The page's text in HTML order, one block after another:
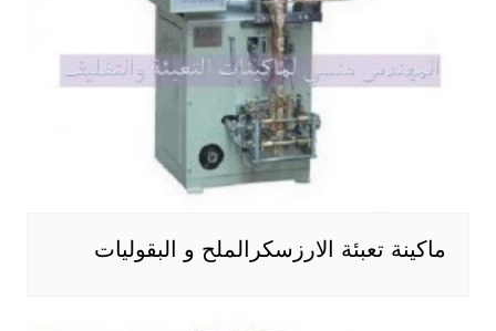
ماكينة تعبئة الارزسكرالملح و البقوليات